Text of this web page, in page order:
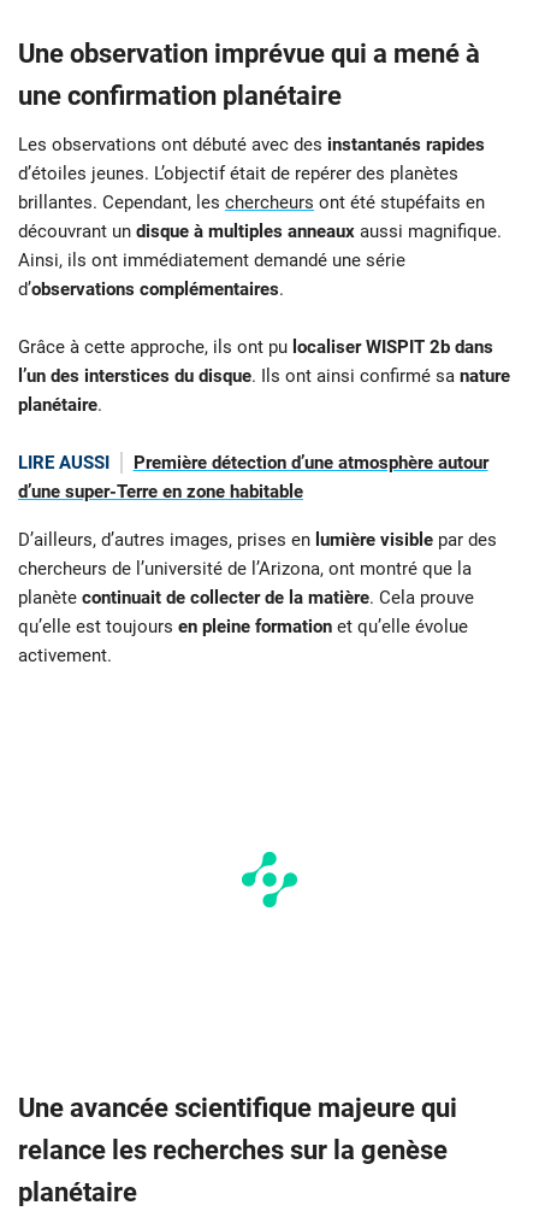
Une observation imprévue qui a mené à
une confirmation planétaire
Les observations ont débuté avec des instantanés rapides
d’étoiles jeunes. L’objectif était de repérer des planètes
brillantes. Cependant, les chercheurs ont été stupéfaits en
découvrant un disque à multiples anneaux aussi magnifique.
Ainsi, ils ont immédiatement demandé une série
d’observations complémentaires.
Grâce à cette approche, ils ont pu localiser WISPIT 2b dans
l’un des interstices du disque. Ils ont ainsi confirmé sa nature
planétaire.
LIRE AUSSI
Première détection d’une atmosphère autour
d’une super-Terre en zone habitable
D’ailleurs, d’autres images, prises en lumière visible par des
chercheurs de l’université de l’Arizona, ont montré que la
planète continuait de collecter de la matière. Cela prouve
qu’elle est toujours en pleine formation et qu’elle évolue
activement.
Une avancée scientifique majeure qui
relance les recherches sur la genèse
planétaire